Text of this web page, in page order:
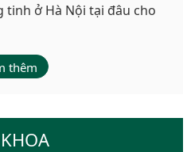
ở Hà Nội tại đâu cho
thêm